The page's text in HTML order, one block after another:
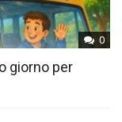
0
giorno per